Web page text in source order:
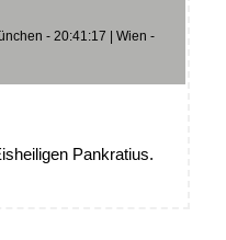
- 20:41:17 | Wien -
Pankratius.